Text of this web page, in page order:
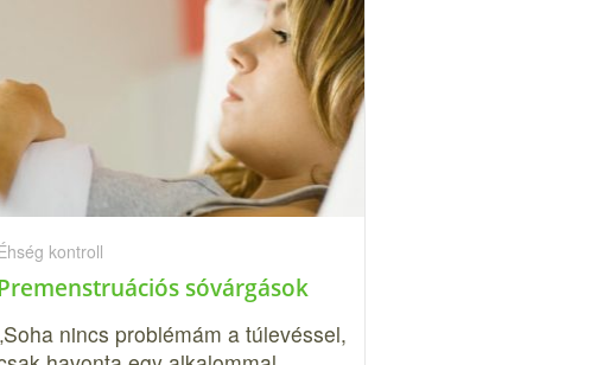
kontroll
sóvárgások
nincs problémám a túlevéssel,